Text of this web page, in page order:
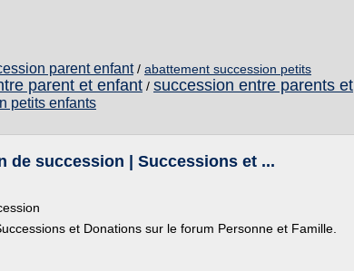
parent enfant/ abattement succession petits
parent et enfant / succession entre parents et
petits enfants
de succession | Successions et ...
et Donations sur le forum Personne et Famille.